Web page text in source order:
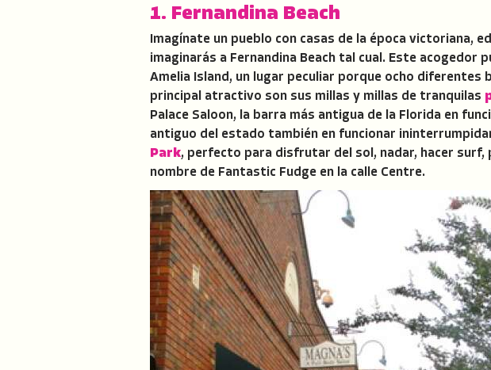
1. Fernandina Beach
Imagínate un pueblo con casas de la época victoriana,
imaginarás a Fernandina Beach tal cual. Este
Amelia Island, un lugar peculiar porque ocho
principal atractivo son sus millas y millas de tranquilas
Palace Saloon, la barra más antigua de la Florida en
antiguo del estado también en funcionar
Park, perfecto para disfrutar del sol, nadar, hacer
nombre de Fantastic Fudge en la calle Centre.